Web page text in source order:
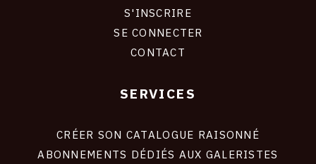
S'INSCRIRE
SE CONNECTER
CONTACT
SERVICES
CRÉER SON CATALOGUE RAISONNÉ
ABONNEMENTS DÉDIÉS AUX GALERISTES